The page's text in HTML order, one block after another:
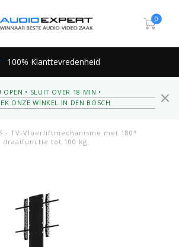
0
100% Klanttevredenheid
OPEN • SLUIT OVER 18 MIN •
ONZE WINKEL IN DEN BOSCH
- TV-Vloerliftmechanisme met 180°
draaifunctie tot 100 kg